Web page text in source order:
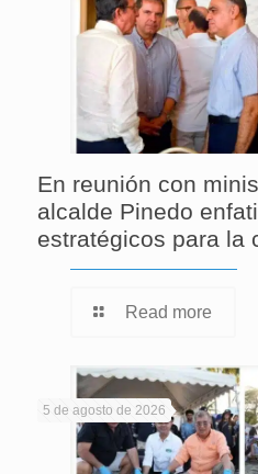
En reunión con
alcalde Pinedo
estratégicos para la
Read more
5 de agosto de 2026